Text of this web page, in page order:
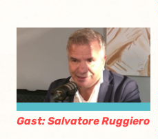
Gast: Salvatore Ruggiero